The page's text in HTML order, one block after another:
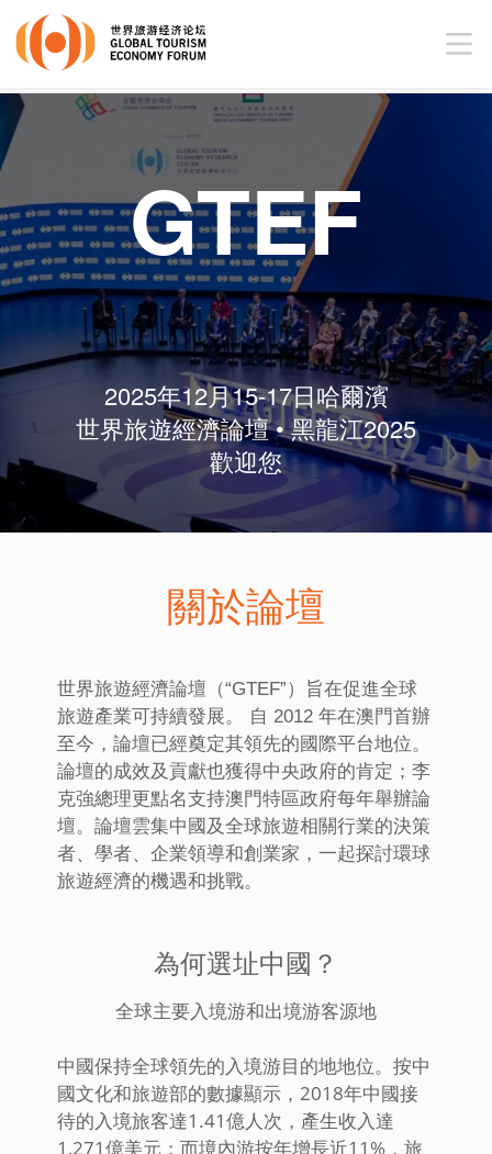
GTEF
2025年12月15-17日哈爾濱
世界旅遊經濟論壇 • 黑龍江2025
歡迎您
關於論壇
世界旅遊經濟論壇（“GTEF”）旨在促進全球
旅遊產業可持續發展。 自 2012 年在澳門首辦
至今，論壇已經奠定其領先的國際平台地位。
論壇的成效及貢獻也獲得中央政府的肯定；李
克強總理更點名支持澳門特區政府每年舉辦論
壇。論壇雲集中國及全球旅遊相關行業的決策
者、學者、企業領導和創業家，一起探討環球
旅遊經濟的機遇和挑戰。
為何選址中國？
全球主要入境游和出境游客源地
中國保持全球領先的入境游目的地地位。按中
國文化和旅遊部的數據顯示，2018年中國接
待的入境旅客達1.41億人次，產生收入達
1,271億美元；而境內游按年增長近11%，旅